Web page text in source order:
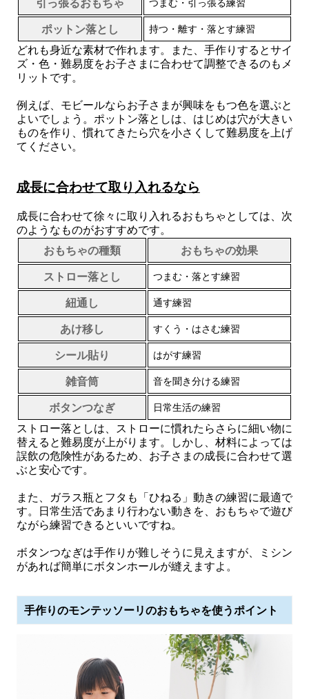
ポットン落とし 持つ・離す・落とす練習
どれも身近な素材で作れます。また、手作りするとサイ
ズ・色・難易度をお子さまに合わせて調整できるのもメ
リットです。
例えば、モビールならお子さまが興味をもつ色を選ぶと
よいでしょう。ポットン落としは、はじめは穴が大きい
ものを作り、慣れてきたら穴を小さくして難易度を上げ
てください。
成長に合わせて取り入れるなら
成長に合わせて徐々に取り入れるおもちゃとしては、次
のようなものがおすすめです。
おもちゃの種類
おもちゃの効果
ストロー落とし
つまむ・落とす練習
紐通し 通す練習
あけ移し すくう・はさむ練習
シール貼り はがす練習
雑音筒 音を聞き分ける練習
ボタンつなぎ 日常生活の練習
ストロー落としは、ストローに慣れたらさらに細い物に
替えると難易度が上がります。しかし、材料によっては
誤飲の危険性があるため、お子さまの成長に合わせて選
ぶと安心です。
また、ガラス瓶とフタも「ひねる」動きの練習に最適で
す。日常生活であまり行わない動きを、おもちゃで遊び
ながら練習できるといいですね。
ボタンつなぎは手作りが難しそうに見えますが、ミシン
があれば簡単にボタンホールが縫えますよ。
手作りのモンテッソーリのおもちゃを使うポイント